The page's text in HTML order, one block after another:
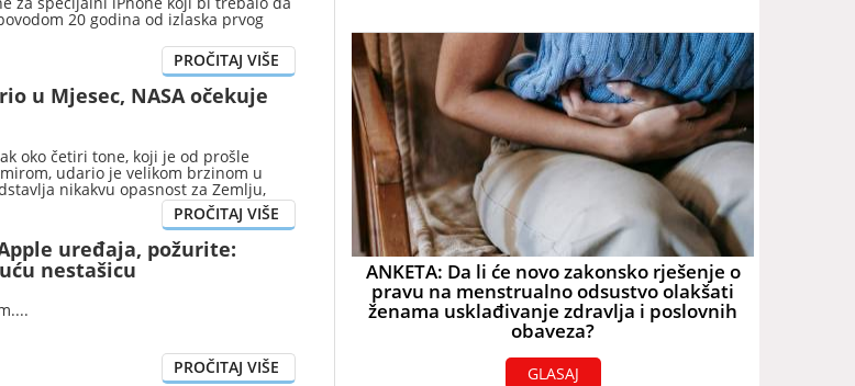
20 godina od izlaska prvog
u Mjesec, NASA očekuje
oko četiri tone, koji je od prošle
udario je velikom brzinom u
nikakvu opasnost za Zemlju,
Zemljinog prirodnog satelita nastao
uređaja, požurite:
nestašicu ANKETA: Da li će novo zakonsko rješenje o
pravu na menstrualno odsustvo olakšati
ženama usklađivanje zdravlja i poslovnih
obaveza?
GLASAJ